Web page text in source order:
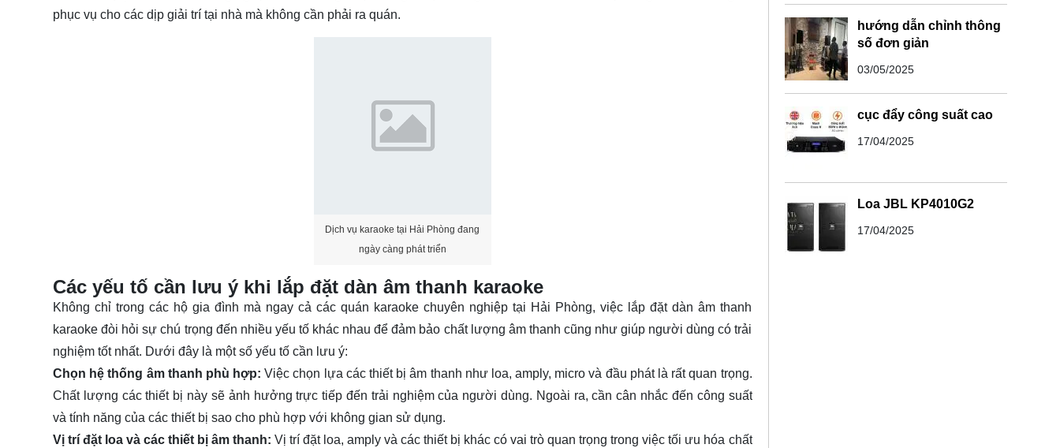
phục vụ cho các dịp giải trí tại nhà mà không cần phải ra quán.
Dịch vụ karaoke tại Hải Phòng đang
ngày càng phát triển
Các yếu tố cần lưu ý khi lắp đặt dàn âm thanh karaoke
Không chỉ trong các hộ gia đình mà ngay cả các quán karaoke chuyên nghiệp tại Hải Phòng, việc lắp đặt dàn âm thanh
karaoke đòi hỏi sự chú trọng đến nhiều yếu tố khác nhau để đảm bảo chất lượng âm thanh cũng như giúp người dùng có trải
nghiệm tốt nhất. Dưới đây là một số yếu tố cần lưu ý:
Chọn hệ thống âm thanh phù hợp: Việc chọn lựa các thiết bị âm thanh như loa, amply, micro và đầu phát là rất quan trọng.
Chất lượng các thiết bị này sẽ ảnh hưởng trực tiếp đến trải nghiệm của người dùng. Ngoài ra, cần cân nhắc đến công suất
và tính năng của các thiết bị sao cho phù hợp với không gian sử dụng.
Vị trí đặt loa và các thiết bị âm thanh:Vị trí đặt loa, amply và các thiết bị khác có vai trò quan trọng trong việc tối ưu hóa chất
hướng dẫn chỉnh thông
số đơn giản
03/05/2025
cục đẩy công suất cao
17/04/2025
Loa JBL KP4010G2
17/04/2025